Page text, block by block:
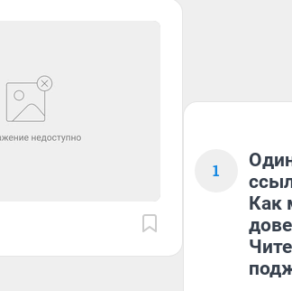
1
Как